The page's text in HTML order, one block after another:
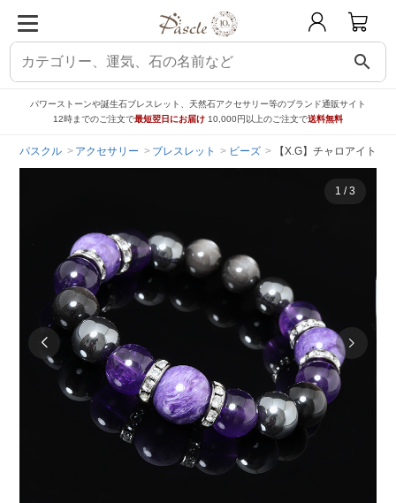
search
パワーストーンや誕生石ブレスレット、天然石アクセサリー等のブランド通販サイト
12時までのご注文で最短翌日にお届け 10,000円以上のご注文で送料無料
パスクル アクセサリー ブレスレット ビーズ 【X.G】チャロアイト
1 /3